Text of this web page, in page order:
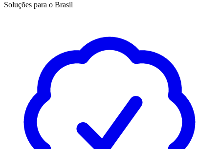
Soluções para o Brasil